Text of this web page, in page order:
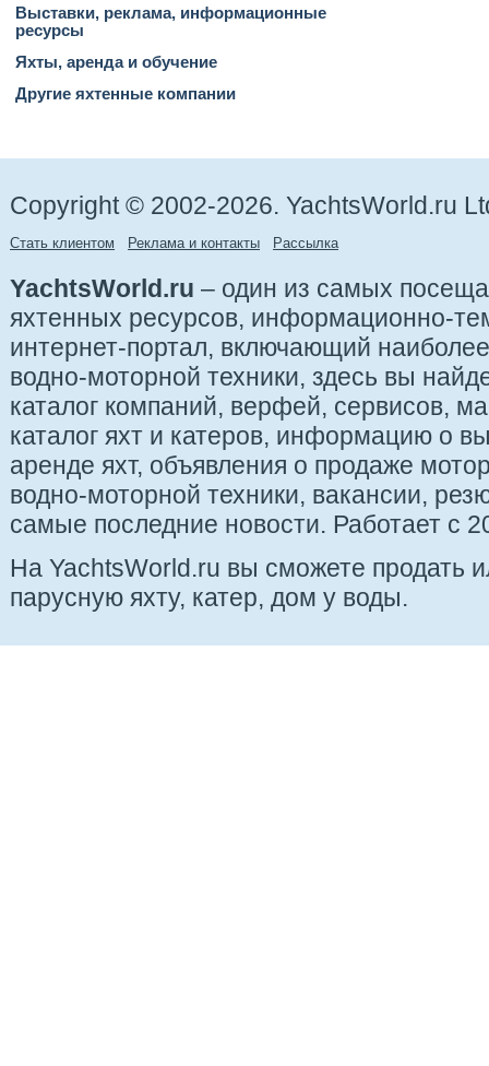
Выставки, реклама, информационные
ресурсы
Яхты, аренда и обучение
Другие яхтенные компании
Copyright © 2002-2026. YachtsWorld.ru
Стать клиентом Реклама и контакты Рассылка
YachtsWorld.ru – один из самых
яхтенных ресурсов, информационно-
интернет-портал, включающий
водно-моторной техники, здесь вы
каталог компаний, верфей, сервисов,
каталог яхт и катеров, информацию о
аренде яхт, объявления о продаже
водно-моторной техники, вакансии,
самые последние новости. Работает с
На YachtsWorld.ru вы сможете продать
парусную яхту, катер, дом у воды.